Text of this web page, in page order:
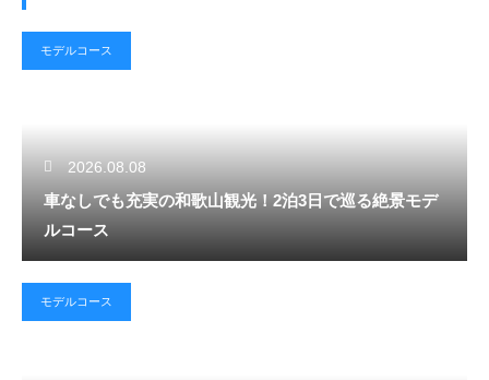
モデルコース
2026.08.08
車なしでも充実の和歌山観光！2泊3日で巡る絶景モデ
ルコース
モデルコース